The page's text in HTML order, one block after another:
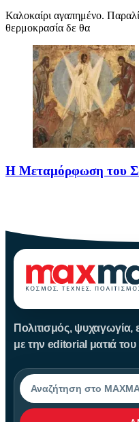
Καλοκαίρι αγαπημένο.
θερμοκρασία δε θα
Η Μεταμόρφωση του
Πολιτισμός, ψυχαγωγία,
με την editorial ματιά
Αναζήτηση